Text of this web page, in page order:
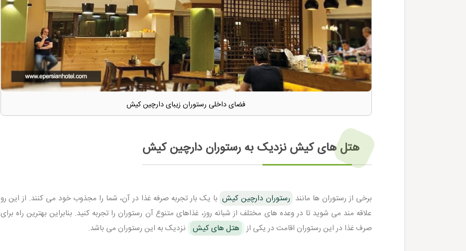
فضای داخلی رستوران زیبای دارچین کیش
هتل های کیش نزدیک به رستوران دارچین کیش
برخی از رستوران ها مانند رستوران دارچین کیش با یک بار تجربه صرفه غذا در آن، شما را مجذوب خود می کنند. از این رو
علاقه مند می شوید تا در وعده های مختلف از شبانه روز، غذاهای متنوع آن رستوران را تجربه کنید. بنابراین بهترین راه برای
صرف غذا در این رستوران اقامت در یکی از هتل های کیش نزدیک به این رستوران می باشد.